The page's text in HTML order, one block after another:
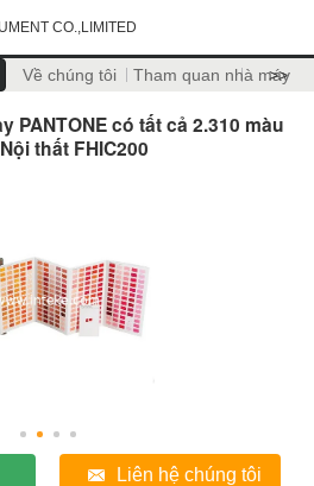
CO.,LIMITED
Về chúng tôi Tham quan nhà máy
>>
PANTONE có tất cả 2.310 màu
thất FHIC200
Liên hệ chúng tôi